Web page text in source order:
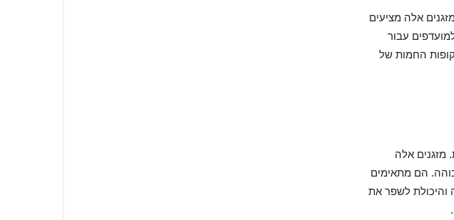
אלה מציעים
עבור
החמות של
מזגנים אלה
הם מתאימים
והיכולת לשפר את